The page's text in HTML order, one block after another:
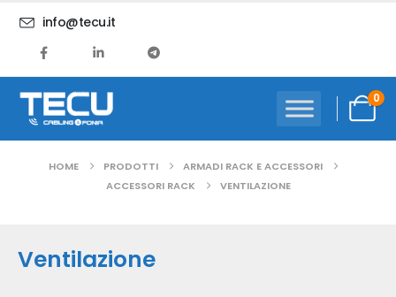
info@tecu.it
0
HOME PRODOTTI
ARMADI RACK E ACCESSORI
ACCESSORI RACK
VENTILAZIONE
Ventilazione